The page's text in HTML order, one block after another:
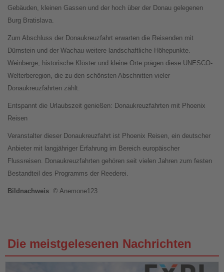
Gebäuden, kleinen Gassen und der hoch über der Donau gelegenen
Burg Bratislava.
Zum Abschluss der Donaukreuzfahrt erwarten die Reisenden mit
Dürnstein und der Wachau weitere landschaftliche Höhepunkte.
Weinberge, historische Klöster und kleine Orte prägen diese UNESCO-
Welterberegion, die zu den schönsten Abschnitten vieler
Donaukreuzfahrten zählt.
Entspannt die Urlaubszeit genießen: Donaukreuzfahrten mit Phoenix
Reisen
Veranstalter dieser Donaukreuzfahrt ist Phoenix Reisen, ein deutscher
Anbieter mit langjähriger Erfahrung im Bereich europäischer
Flussreisen. Donaukreuzfahrten gehören seit vielen Jahren zum festen
Bestandteil des Programms der Reederei.
Bildnachweis: © Anemone123
Die meistgelesenen Nachrichten